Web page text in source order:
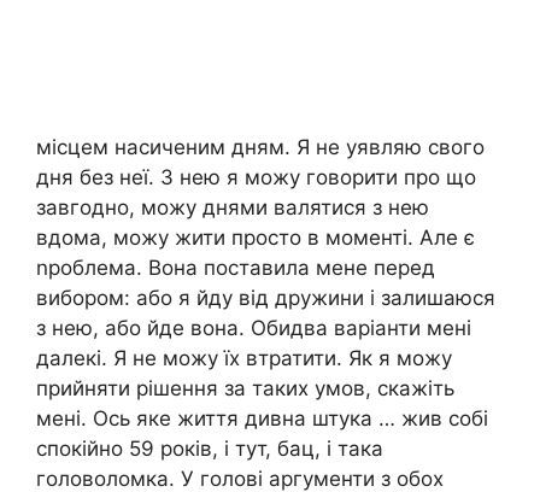
місцем насиченим дням. Я не уявляю свого
дня без неї. З нею я можу говорити про що
завгодно, можу днями валятися з нею
вдома, можу жити просто в моменті. Але є
nроблема. Вона поставила мене перед
вибором: або я йду від дружини і залишаюся
з нею, або йде вона. Обидва варіанти мені
далекі. Я не можу їх втратити. Як я можу
прийняти рішення за таких умов, скажіть
мені. Ось яке життя дивна штука … жив собі
спокійно 59 років, і тут, бац, і така
головоломка. У голові аргументи з обох